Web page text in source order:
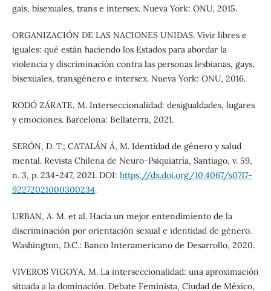
gais, bisexuales, trans e intersex. Nueva York: ONU, 2015.
ORGANIZACIÓN DE LAS NACIONES UNIDAS. Vivir libres e
iguales: qué están haciendo los Estados para abordar la
violencia y discriminación contra las personas lesbianas, gays,
bisexuales, transgénero e intersex. Nueva York: ONU, 2016.
RODÓ ZÁRATE, M. Interseccionalidad: desigualdades, lugares
y emociones. Barcelona: Bellaterra, 2021.
SERÓN, D. T.; CATALÁN Á, M. Identidad de género y salud
mental. Revista Chilena de Neuro-Psiquiatría, Santiago, v. 59,
n. 3, p. 234-247, 2021. DOI: https://dx.doi.org/10.4067/s0717-
92272021000300234.
URBAN, A. M. et al. Hacia un mejor entendimiento de la
discriminación por orientación sexual e identidad de género.
Washington, D.C.: Banco Interamericano de Desarrollo, 2020.
VIVEROS VIGOYA, M. La interseccionalidad: una aproximación
situada a la dominación. Debate Feminista, Ciudad de México,